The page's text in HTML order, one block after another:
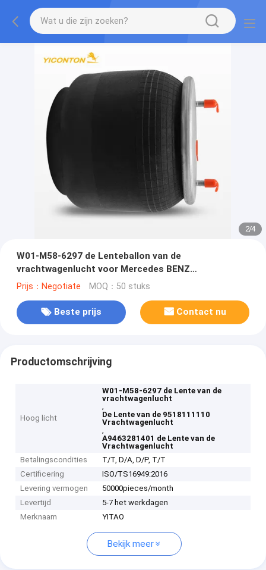
2/4
W01-M58-6297 de Lenteballon van de
vrachtwagenlucht voor Mercedes BENZ
A9463281401 WABCO 9518111110
Prijs：Negotiate MOQ：50 stuks
Beste prijs Contact nu
Productomschrijving
Hoog licht
W01-M58-6297 de Lente van de
vrachtwagenlucht
,
De Lente van de 9518111110
Vrachtwagenlucht
,
A9463281401 de Lente van de
Vrachtwagenlucht
Betalingscondities
T/T, D/A, D/P, T/T
Certificering
ISO/TS16949:2016
Levering vermogen
50000pieces/month
Levertijd
5-7 het werkdagen
Merknaam
YITAO
Bekijk meer